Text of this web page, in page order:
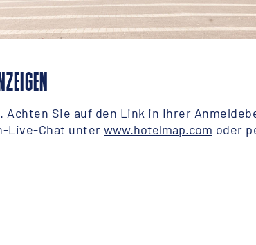
Sie auf den Link in Ihrer
Live-Chat unter www.hotelmap.com oder